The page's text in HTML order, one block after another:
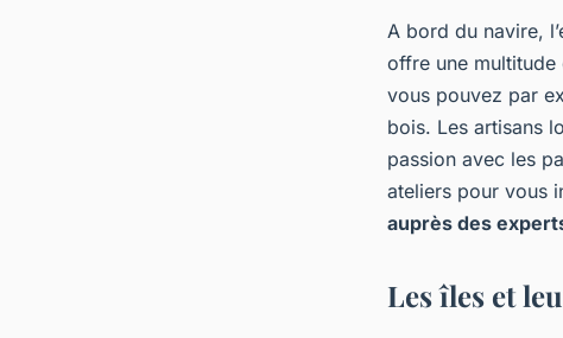
A bord du navire,
offre une multitude
vous pouvez par
bois. Les artisans
passion avec les
ateliers pour vous
auprès des
Les îles et